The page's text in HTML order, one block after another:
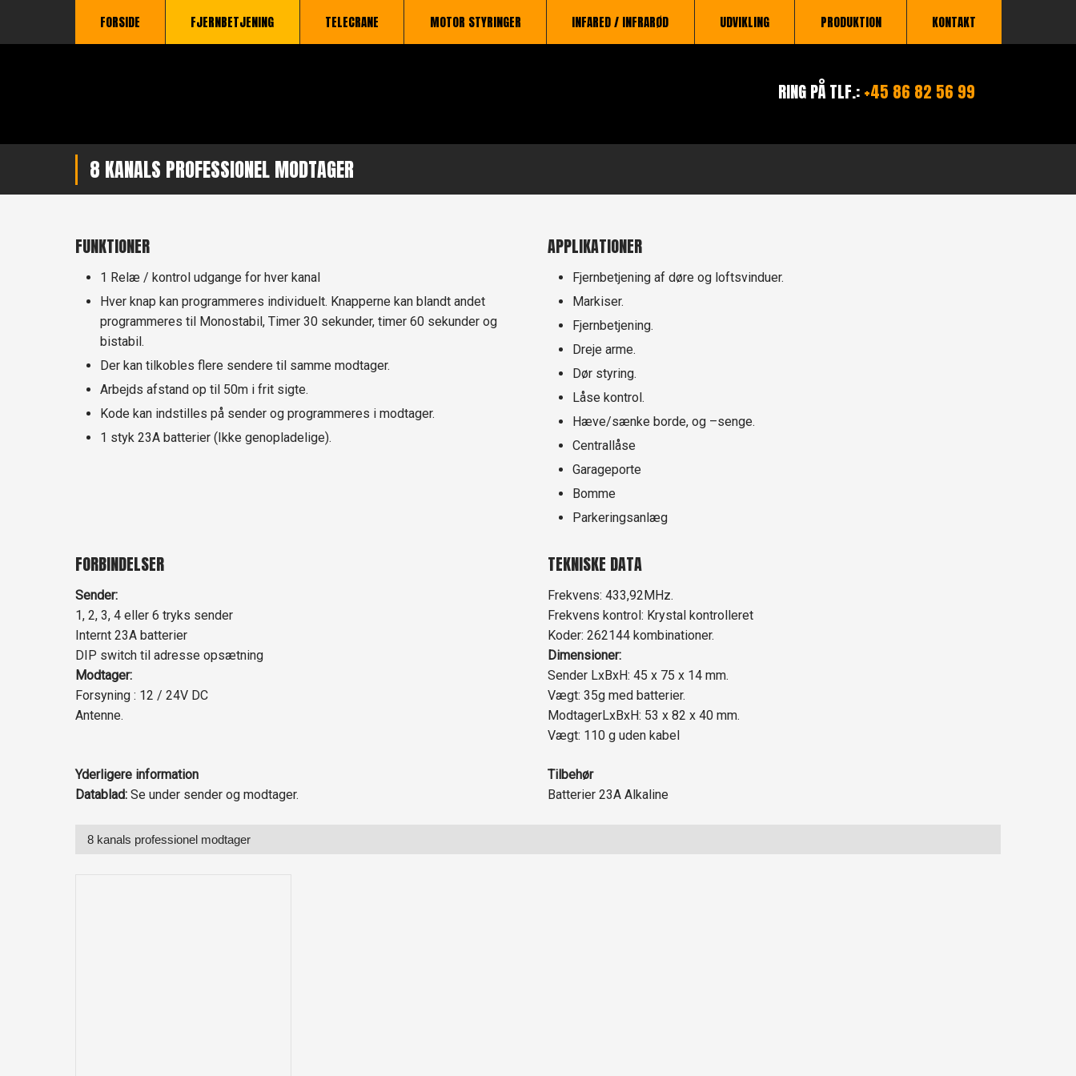
FORSIDE FJERNBETJENING TELECRANE MOTOR STYRINGER INFARED / INFRARØD UDVIKLING PRODUKTION KONTAKT
RING PÅ TLF.:+45 86 82 56 99
​8 KANALS PROFESSIONEL MODTAGER
​FUNKTIONER
1 Relæ / kontrol udgange for hver kanal
Hver knap kan programmeres individuelt. Knapperne kan blandt andet
programmeres til Monostabil, Timer 30 sekunder, timer 60 sekunder og
bistabil.
Der kan tilkobles flere sendere til samme modtager.
Arbejds afstand op til 50m i frit sigte.
Kode kan indstilles på sender og programmeres i modtager.
1 styk 23A batterier (Ikke genopladelige).
​APPLIKATIONER
Fjernbetjening af døre og loftsvinduer.
Markiser.
Fjernbetjening.
Dreje arme.
Dør styring.
Låse kontrol.
Hæve/sænke borde, og –senge.
Centrallåse
Garageporte
Bomme
Parkeringsanlæg
​FORBINDELSER
Sender:
1, 2, 3, 4 eller 6 tryks sender
Internt 23A batterier
DIP switch til adresse opsætning
Modtager:
Forsyning : 12 / 24V DC
Antenne.
​TEKNISKE DATA
​Frekvens: 433,92MHz.
Frekvens kontrol: Krystal kontrolleret
Koder: 262144 kombinationer.
Dimensioner:
Sender LxBxH: 45 x 75 x 14 mm.
Vægt: 35g med batterier.
ModtagerLxBxH: 53 x 82 x 40 mm.
Vægt: 110 g uden kabel
Yderligere information
Datablad:Se under sender og modtager.
Tilbehør
Batterier 23A Alkaline
8 kanals professionel modtager